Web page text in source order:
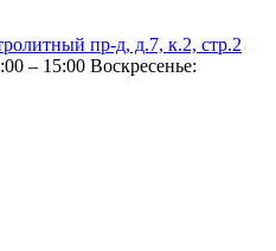
пр-д, д.7, к.2, стр.2
– 15:00 Воскресенье: